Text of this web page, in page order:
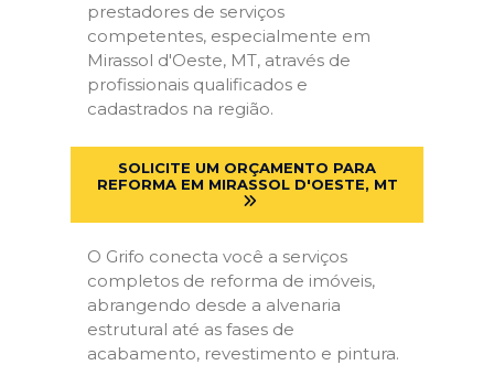
prestadores de serviços
competentes, especialmente em
Mirassol d'Oeste, MT, através de
profissionais qualificados e
cadastrados na região.
SOLICITE UM ORÇAMENTO PARA
REFORMA EM MIRASSOL D'OESTE, MT
O Grifo conecta você a serviços
completos de reforma de imóveis,
abrangendo desde a alvenaria
estrutural até as fases de
acabamento, revestimento e pintura.